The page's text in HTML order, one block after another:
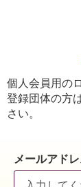
個人会員用の
登録団体の方
さい。
メールアド